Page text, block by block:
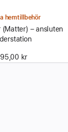
hemtillbehör
(Matter) – ansluten
kr